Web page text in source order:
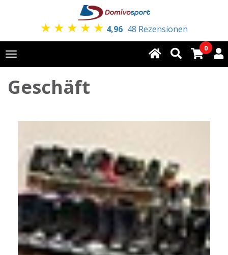
★ ★ ★ ★ ★ 4,96 48 Rezensionen
Toggle
navigation
0
Geschäft